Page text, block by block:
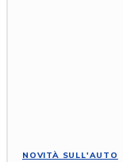
NOVITÀ SULL'AUTO